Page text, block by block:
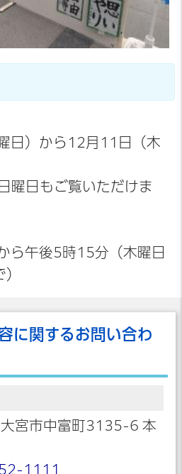
日）から12月11日（木
曜日もご覧いただけま
ら午後5時15分（木曜日
に関するお問い合わ
宮市中富町3135-6 本
1111